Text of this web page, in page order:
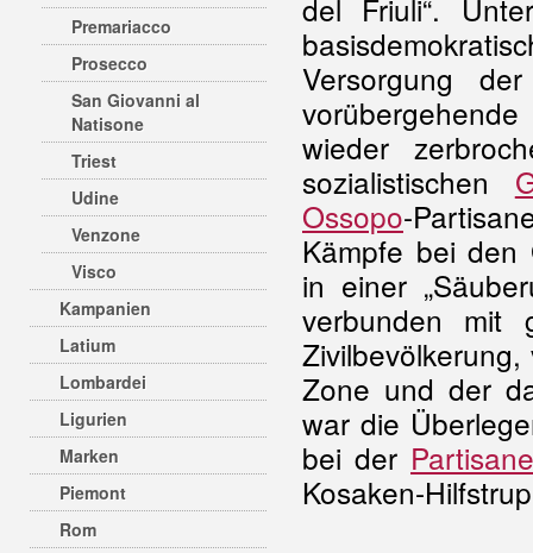
Premariacco
Prosecco
San Giovanni al
Natisone
Triest
Udine
Venzone
Visco
Kampanien
Latium
Lombardei
Ligurien
Marken
Piemont
Rom
del Friuli“.
Versorgung
wieder
sozialistischen
Ossopo-
Kämpfe bei den
in einer
verbunden mit
Zone und der
war die
bei der
Kosaken-